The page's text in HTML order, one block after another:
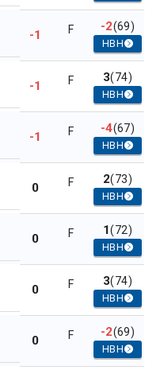
-1 F -2(69)
HBH
-1 F 3(74)
HBH
-1 F -4(67)
HBH
0 F 2(73)
HBH
0 F 1(72)
HBH
0 F 3(74)
HBH
0 F -2(69)
HBH